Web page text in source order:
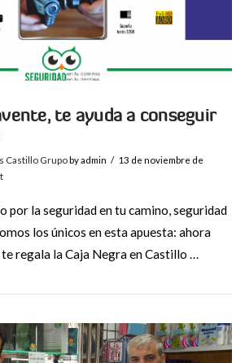
te ayuda a conseguir
Castillo Grupoby admin
13 de noviembre de
por la seguridad en tu camino, seguridad
los únicos en esta apuesta: ahora
te regala la Caja Negra en Castillo …